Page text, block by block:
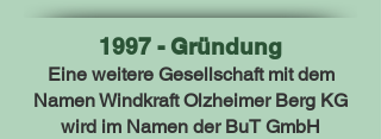
1997 - Gründung
Eine weitere Gesellschaft mit dem
Namen Windkraft Olzheimer Berg KG
wird im Namen der BuT GmbH